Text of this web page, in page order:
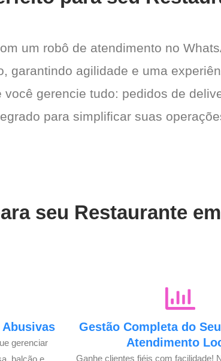
um robô de atendimento no
garantindo agilidade e uma
gerencie tudo: pedidos de
para simplificar suas
seu Restaurante
Abusivas
gerenciar
balcão e
Gestão Completa do
Atendimento
Ganhe clientes fiéis com facilidade!